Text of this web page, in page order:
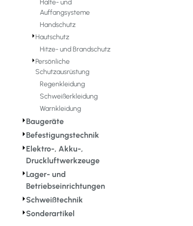
Halte- und
Auffangsysteme
Handschutz
⏵Hautschutz
Hitze- und Brandschutz
⏵Persönliche
Schutzausrüstung
Regenkleidung
Schweißerkleidung
Warnkleidung
⏵Baugeräte
⏵Befestigungstechnik
⏵Elektro-, Akku-,
Druckluftwerkzeuge
⏵Lager- und
Betriebseinrichtungen
⏵Schweißtechnik
⏵Sonderartikel